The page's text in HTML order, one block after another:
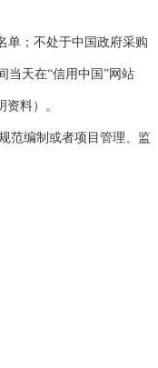
单；不处于中国政府采购
当天在“信用中国”网站
料）。
范编制或者项目管理、监